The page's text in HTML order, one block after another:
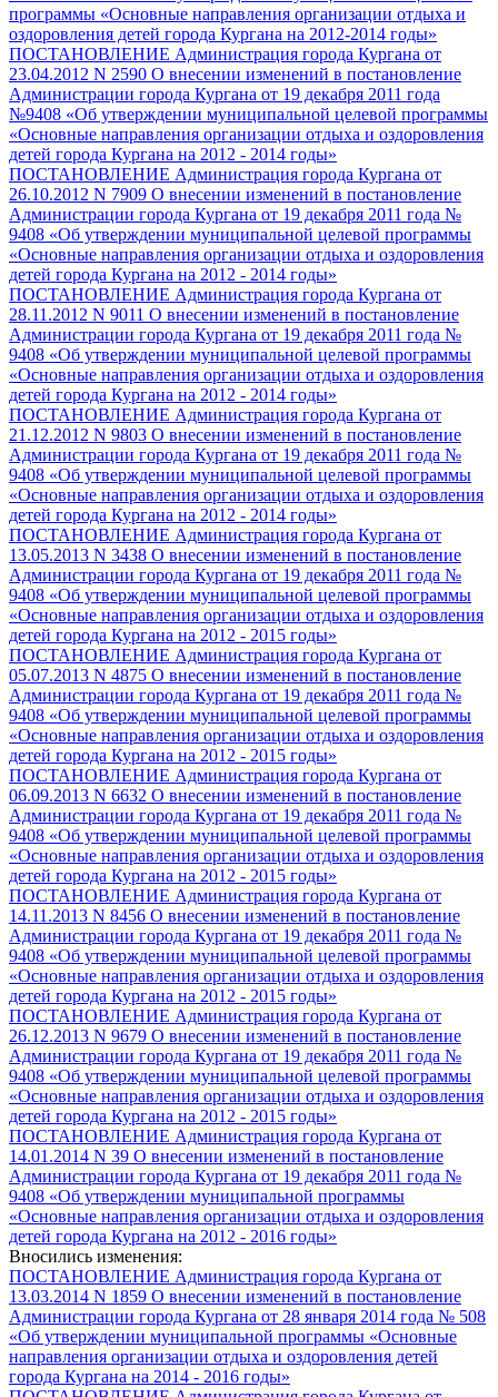
программы «Основные направления организации отдыха и
оздоровления детей города Кургана на 2012-2014 годы»
ПОСТАНОВЛЕНИЕ Администрация города Кургана от
23.04.2012 N 2590 О внесении изменений в постановление
Администрации города Кургана от 19 декабря 2011 года
№9408 «Об утверждении муниципальной целевой программы
«Основные направления организации отдыха и оздоровления
детей города Кургана на 2012 - 2014 годы»
ПОСТАНОВЛЕНИЕ Администрация города Кургана от
26.10.2012 N 7909 О внесении изменений в постановление
Администрации города Кургана от 19 декабря 2011 года №
9408 «Об утверждении муниципальной целевой программы
«Основные направления организации отдыха и оздоровления
детей города Кургана на 2012 - 2014 годы»
ПОСТАНОВЛЕНИЕ Администрация города Кургана от
28.11.2012 N 9011 О внесении изменений в постановление
Администрации города Кургана от 19 декабря 2011 года №
9408 «Об утверждении муниципальной целевой программы
«Основные направления организации отдыха и оздоровления
детей города Кургана на 2012 - 2014 годы»
ПОСТАНОВЛЕНИЕ Администрация города Кургана от
21.12.2012 N 9803 О внесении изменений в постановление
Администрации города Кургана от 19 декабря 2011 года №
9408 «Об утверждении муниципальной целевой программы
«Основные направления организации отдыха и оздоровления
детей города Кургана на 2012 - 2014 годы»
ПОСТАНОВЛЕНИЕ Администрация города Кургана от
13.05.2013 N 3438 О внесении изменений в постановление
Администрации города Кургана от 19 декабря 2011 года №
9408 «Об утверждении муниципальной целевой программы
«Основные направления организации отдыха и оздоровления
детей города Кургана на 2012 - 2015 годы»
ПОСТАНОВЛЕНИЕ Администрация города Кургана от
05.07.2013 N 4875 О внесении изменений в постановление
Администрации города Кургана от 19 декабря 2011 года №
9408 «Об утверждении муниципальной целевой программы
«Основные направления организации отдыха и оздоровления
детей города Кургана на 2012 - 2015 годы»
ПОСТАНОВЛЕНИЕ Администрация города Кургана от
06.09.2013 N 6632 О внесении изменений в постановление
Администрации города Кургана от 19 декабря 2011 года №
9408 «Об утверждении муниципальной целевой программы
«Основные направления организации отдыха и оздоровления
детей города Кургана на 2012 - 2015 годы»
ПОСТАНОВЛЕНИЕ Администрация города Кургана от
14.11.2013 N 8456 О внесении изменений в постановление
Администрации города Кургана от 19 декабря 2011 года №
9408 «Об утверждении муниципальной целевой программы
«Основные направления организации отдыха и оздоровления
детей города Кургана на 2012 - 2015 годы»
ПОСТАНОВЛЕНИЕ Администрация города Кургана от
26.12.2013 N 9679 О внесении изменений в постановление
Администрации города Кургана от 19 декабря 2011 года №
9408 «Об утверждении муниципальной целевой программы
«Основные направления организации отдыха и оздоровления
детей города Кургана на 2012 - 2015 годы»
ПОСТАНОВЛЕНИЕ Администрация города Кургана от
14.01.2014 N 39 О внесении изменений в постановление
Администрации города Кургана от 19 декабря 2011 года №
9408 «Об утверждении муниципальной программы
«Основные направления организации отдыха и оздоровления
детей города Кургана на 2012 - 2016 годы»
Вносились изменения:
ПОСТАНОВЛЕНИЕ Администрация города Кургана от
13.03.2014 N 1859 О внесении изменений в постановление
Администрации города Кургана от 28 января 2014 года № 508
«Об утверждении муниципальной программы «Основные
направления организации отдыха и оздоровления детей
города Кургана на 2014 - 2016 годы»